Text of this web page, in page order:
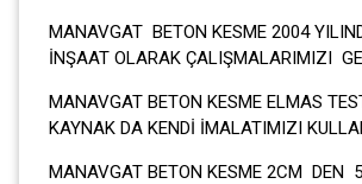
MANAVGAT BETON KESME 2004
İNŞAAT OLARAK ÇALIŞMALARIMIZI
MANAVGAT BETON KESME ELMAS
KAYNAK DA KENDİ İMALATIMIZI
MANAVGAT BETON KESME 2CM DEN